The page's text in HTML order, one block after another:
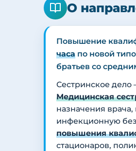
О
Повышение
часа по новой
братьев со
Сестринское дело
Медицинская
назначения
инфекционную
повышения
стационаров,